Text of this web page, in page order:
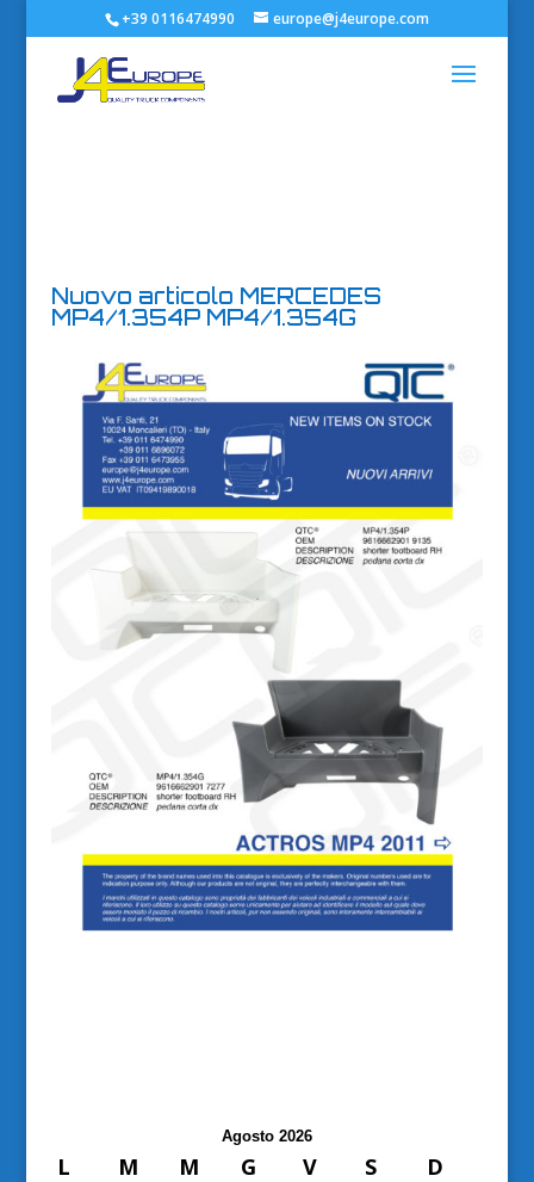
+39 0116474990 europe@j4europe.com
Nuovo articolo MERCEDES
MP4/1.354P MP4/1.354G
Agosto 2026
L M M G V S
D